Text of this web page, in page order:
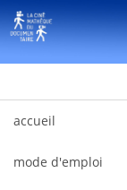
Hyppää sisältöön
accueil
mode d'emploi